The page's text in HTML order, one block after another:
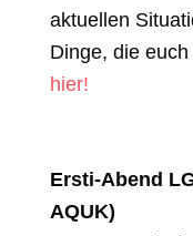
aktuellen
Dinge, die
hier!
Ersti-Abend
AQUK)